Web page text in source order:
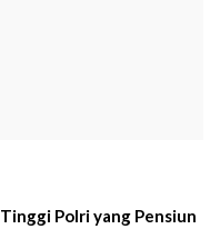
Polri yang Pensiun